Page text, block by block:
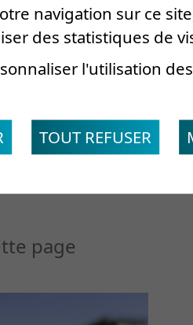
locomoteur
603 21 75
suva.ch
page
navigation sur ce
des statistiques de
l'utilisation
TOUT REFUSER